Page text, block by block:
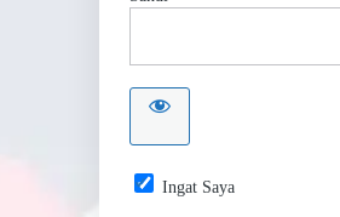
Ingat Saya